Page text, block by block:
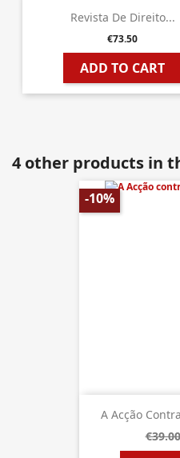
Revista De Direito...
€73.50
ADD TO CART
4 other products in
A Acção
€39.00
-10%